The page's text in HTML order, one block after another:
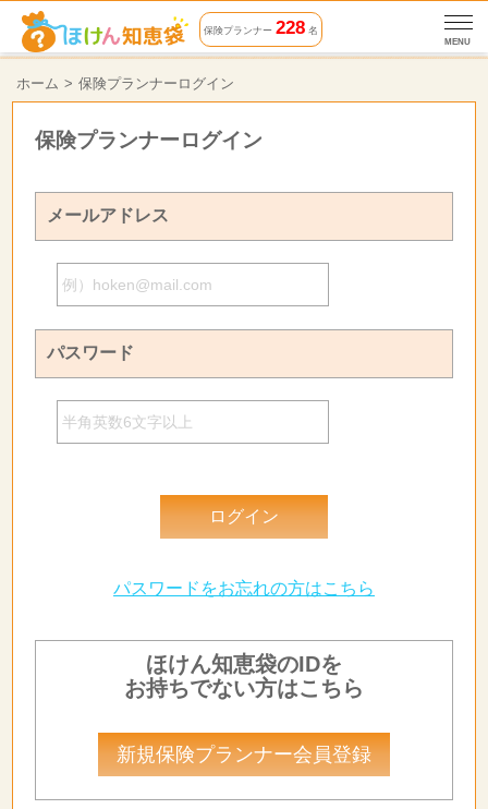
保険プランナー228 名
MENU
ホーム 保険プランナーログイン
保険プランナーログイン
メールアドレス
パスワード
パスワードをお忘れの方はこちら
ほけん知恵袋のIDを
お持ちでない方はこちら
新規保険プランナー会員登録